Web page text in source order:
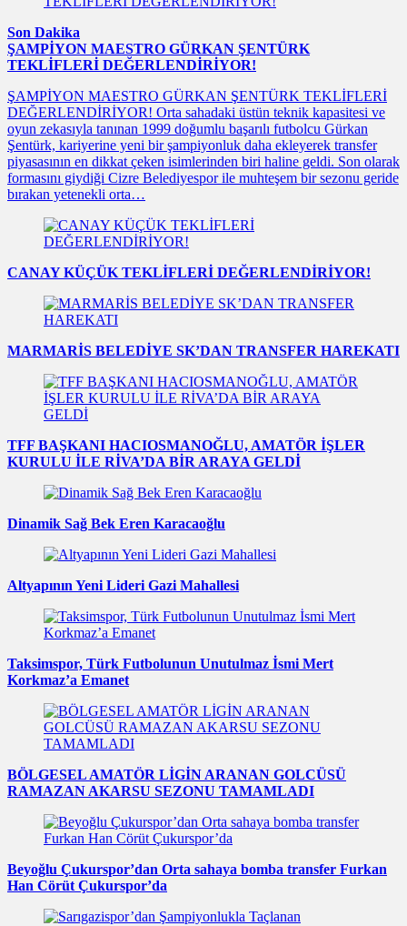
Son Dakika
ŞAMPİYON MAESTRO GÜRKAN ŞENTÜRK
TEKLİFLERİ DEĞERLENDİRİYOR!
ŞAMPİYON MAESTRO GÜRKAN ŞENTÜRK TEKLİFLERİ
DEĞERLENDİRİYOR! Orta sahadaki üstün teknik kapasitesi ve
oyun zekasıyla tanınan 1999 doğumlu başarılı futbolcu Gürkan
Şentürk, kariyerine yeni bir şampiyonluk daha ekleyerek transfer
piyasasının en dikkat çeken isimlerinden biri haline geldi. Son olarak
formasını giydiği Cizre Belediyespor ile muhteşem bir sezonu geride
bırakan yetenekli orta…
CANAY KÜÇÜK TEKLİFLERİ DEĞERLENDİRİYOR!
MARMARİS BELEDİYE SK’DAN TRANSFER HAREKATI
TFF BAŞKANI HACIOSMANOĞLU, AMATÖR İŞLER
KURULU İLE RİVA’DA BİR ARAYA GELDİ
Dinamik Sağ Bek Eren Karacaoğlu
Altyapının Yeni Lideri Gazi Mahallesi
Taksimspor, Türk Futbolunun Unutulmaz İsmi Mert
Korkmaz’a Emanet
BÖLGESEL AMATÖR LİGİN ARANAN GOLCÜSÜ
RAMAZAN AKARSU SEZONU TAMAMLADI
Beyoğlu Çukurspor’dan Orta sahaya bomba transfer Furkan
Han Cörüt Çukurspor’da